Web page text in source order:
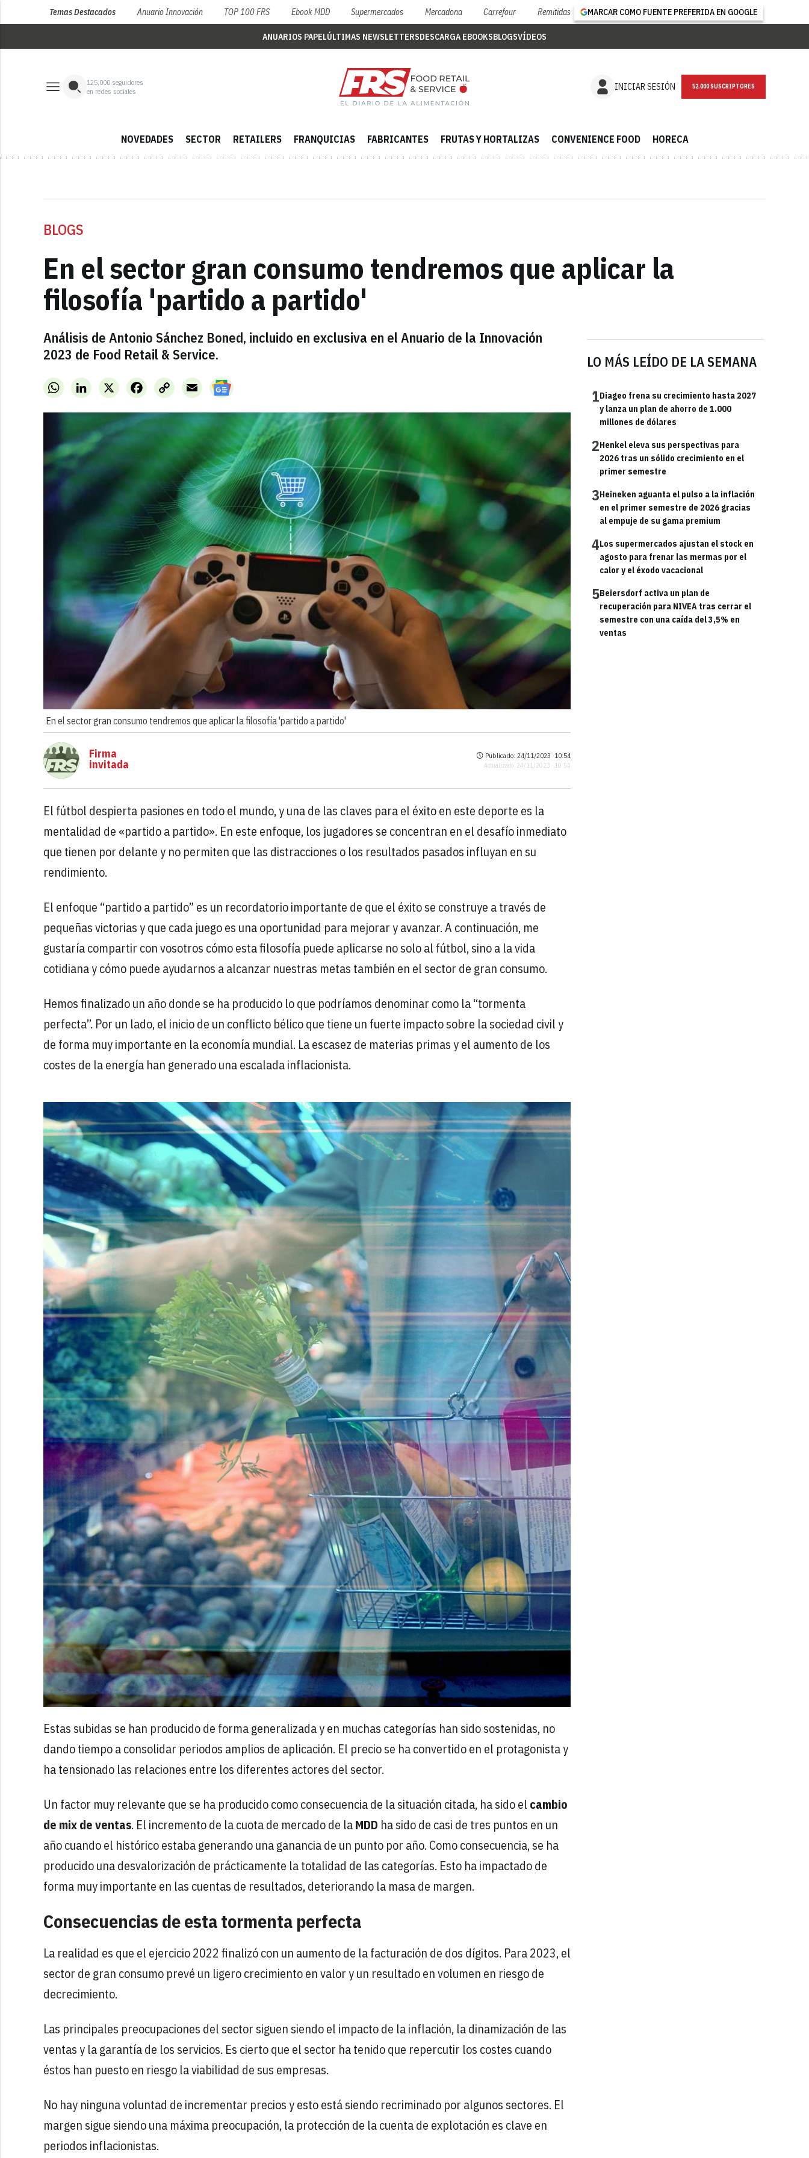
Temas Destacados Anuario Innovación TOP 100 FRS Ebook MDD Supermercados Mercadona Carrefour Remitidas MARCAR COMO FUENTE PREFERIDA EN GOOGLE
ANUARIOS PAPELÚLTIMAS NEWSLETTERSDESCARGA EBOOKSBLOGSVÍDEOS
125,000 seguidores
en redes sociales
INICIAR SESIÓN NEWSLETTER
NOVEDADES SECTOR RETAILERS FRANQUICIAS FABRICANTES FRUTAS Y HORTALIZAS CONVENIENCE FOOD HORECA
BLOGS
En el sector gran consumo tendremos que aplicar la
filosofía 'partido a partido'
Análisis de Antonio Sánchez Boned, incluido en exclusiva en el Anuario de la Innovación
2023 de Food Retail & Service.
WhatsAppLinkedInX FacebookCopy
Link
Email
En el sector gran consumo tendremos que aplicar la filosofía 'partido a partido'
LO MÁS LEÍDO DE LA SEMANA
1Diageo frena su crecimiento hasta 2027
y lanza un plan de ahorro de 1.000
millones de dólares
2Henkel eleva sus perspectivas para
2026 tras un sólido crecimiento en el
primer semestre
3Heineken aguanta el pulso a la inflación
en el primer semestre de 2026 gracias
al empuje de su gama premium
4Los supermercados ajustan el stock en
agosto para frenar las mermas por el
calor y el éxodo vacacional
5Beiersdorf activa un plan de
recuperación para NIVEA tras cerrar el
semestre con una caída del 3,5% en
ventas
Firma
invitada
Publicado: 24/11/2023 ·10:54
Actualizado: 24/11/2023 · 10:54
El fútbol despierta pasiones en todo el mundo, y una de las claves para el éxito en este deporte es la
mentalidad de «partido a partido». En este enfoque, los jugadores se concentran en el desafío inmediato
que tienen por delante y no permiten que las distracciones o los resultados pasados influyan en su
rendimiento.
El enfoque “partido a partido” es un recordatorio importante de que el éxito se construye a través de
pequeñas victorias y que cada juego es una oportunidad para mejorar y avanzar. A continuación, me
gustaría compartir con vosotros cómo esta filosofía puede aplicarse no solo al fútbol, sino a la vida
cotidiana y cómo puede ayudarnos a alcanzar nuestras metas también en el sector de gran consumo.
Hemos finalizado un año donde se ha producido lo que podríamos denominar como la “tormenta
perfecta”. Por un lado, el inicio de un conflicto bélico que tiene un fuerte impacto sobre la sociedad civil y
de forma muy importante en la economía mundial. La escasez de materias primas y el aumento de los
costes de la energía han generado una escalada inflacionista.
Estas subidas se han producido de forma generalizada y en muchas categorías han sido sostenidas, no
dando tiempo a consolidar periodos amplios de aplicación. El precio se ha convertido en el protagonista y
ha tensionado las relaciones entre los diferentes actores del sector.
Un factor muy relevante que se ha producido como consecuencia de la situación citada, ha sido el cambio
de mix de ventas. El incremento de la cuota de mercado de laMDD ha sido de casi de tres puntos en un
año cuando el histórico estaba generando una ganancia de un punto por año. Como consecuencia, se ha
producido una desvalorización de prácticamente la totalidad de las categorías. Esto ha impactado de
forma muy importante en las cuentas de resultados, deteriorando la masa de margen.
Consecuencias de esta tormenta perfecta
La realidad es que el ejercicio 2022 finalizó con un aumento de la facturación de dos dígitos. Para 2023, el
sector de gran consumo prevé un ligero crecimiento en valor y un resultado en volumen en riesgo de
decrecimiento.
Las principales preocupaciones del sector siguen siendo el impacto de la inflación, la dinamización de las
ventas y la garantía de los servicios. Es cierto que el sector ha tenido que repercutir los costes cuando
éstos han puesto en riesgo la viabilidad de sus empresas.
No hay ninguna voluntad de incrementar precios y esto está siendo recriminado por algunos sectores. El
margen sigue siendo una máxima preocupación, la protección de la cuenta de explotación es clave en
periodos inflacionistas.